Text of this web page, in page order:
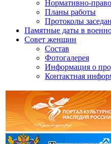
Нормативно-
Планы работы
Протоколы
Памятные даты в
Совет женщин
Состав
Фотогалерея
Информация о
Контактная